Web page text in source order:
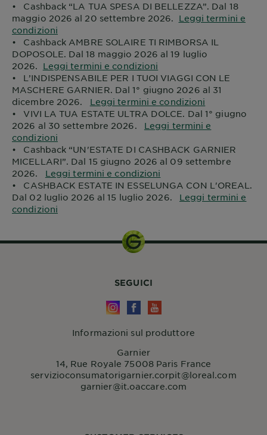
• Cashback “LA TUA SPESA DI BELLEZZA”. Dal 18
maggio 2026 al 20 settembre 2026. Leggi termini e
condizioni
• Cashback AMBRE SOLAIRE TI RIMBORSA IL
DOPOSOLE. Dal 18 maggio 2026 al 19 luglio
2026. Leggi termini e condizioni
• L’INDISPENSABILE PER I TUOI VIAGGI CON LE
MASCHERE GARNIER. Dal 1° giugno 2026 al 31
dicembre 2026. Leggi termini e condizioni
• VIVI LA TUA ESTATE ULTRA DOLCE. Dal 1° giugno
2026 al 30 settembre 2026. Leggi termini e
condizioni
• Cashback “UN'ESTATE DI CASHBACK GARNIER
MICELLARI”. Dal 15 giugno 2026 al 09 settembre
2026. Leggi termini e condizioni
• CASHBACK ESTATE IN ESSELUNGA CON L'OREAL.
Dal 02 luglio 2026 al 15 luglio 2026. Leggi termini e
condizioni
SEGUICI
Informazioni sul produttore
Garnier
14, Rue Royale 75008 Paris France
servizioconsumatorigarnier.corpit@loreal.com
garnier@it.oaccare.com